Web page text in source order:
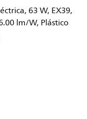
63 W, EX39,
lm/W, Plástico